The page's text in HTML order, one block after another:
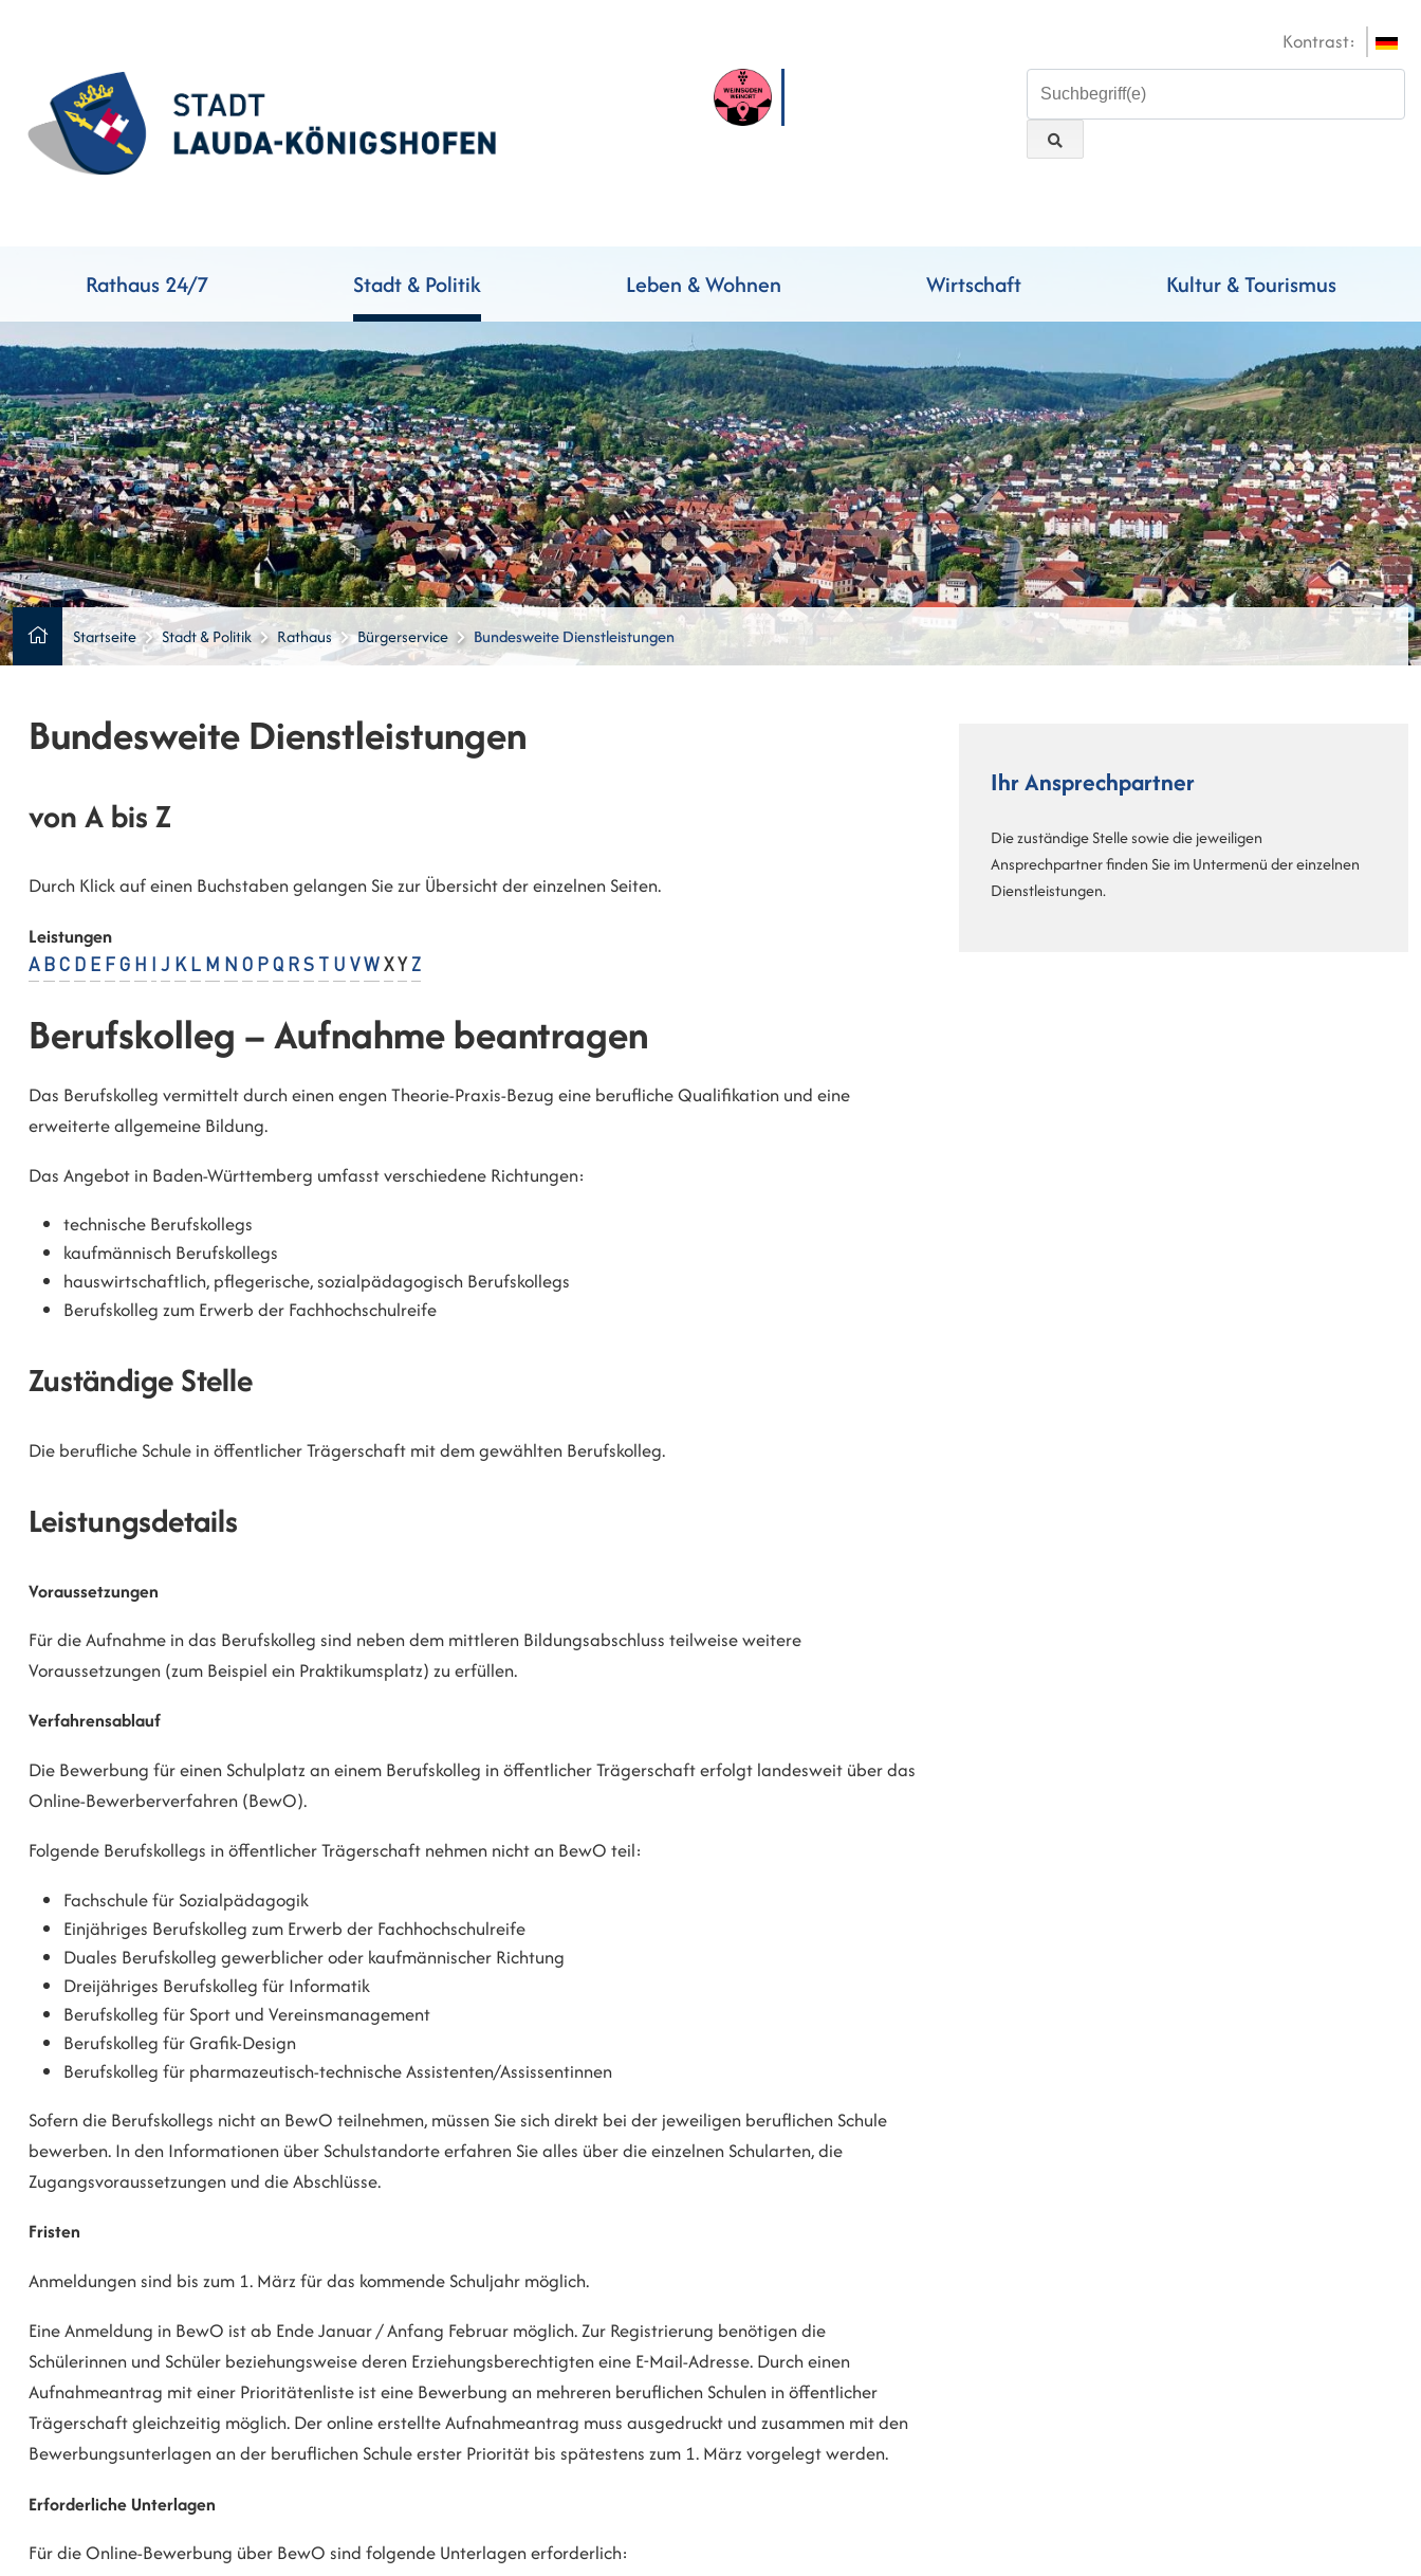
Kontrast:
Rathaus 24/7 Stadt & Politik Leben & Wohnen Wirtschaft Kultur & Tourismus
Startseite Stadt & Politik Rathaus Bürgerservice Bundesweite Dienstleistungen
Bundesweite Dienstleistungen
von A bis Z
Durch Klick auf einen Buchstaben gelangen Sie zur Übersicht der einzelnen Seiten.
Leistungen
A B C D E F G H J K L M N O P Q R S U V W X Y Z
Berufskolleg – Aufnahme beantragen
Das Berufskolleg vermittelt durch einen engen Theorie-Praxis-Bezug eine berufliche Qualifikation und eine
erweiterte allgemeine Bildung.
Das Angebot in Baden-Württemberg umfasst verschiedene Richtungen:
technische Berufskollegs
kaufmännisch Berufskollegs
hauswirtschaftlich, pflegerische, sozialpädagogisch Berufskollegs
Berufskolleg zum Erwerb der Fachhochschulreife
Zuständige Stelle
Die berufliche Schule in öffentlicher Trägerschaft mit dem gewählten Berufskolleg.
Leistungsdetails
Voraussetzungen
Für die Aufnahme in das Berufskolleg sind neben dem mittleren Bildungsabschluss teilweise weitere
Voraussetzungen (zum Beispiel ein Praktikumsplatz) zu erfüllen.
Verfahrensablauf
Die Bewerbung für einen Schulplatz an einem Berufskolleg in öffentlicher Trägerschaft erfolgt landesweit über das
Online-Bewerberverfahren (BewO).
Folgende Berufskollegs in öffentlicher Trägerschaft nehmen nicht an BewO teil:
Fachschule für Sozialpädagogik
Einjähriges Berufskolleg zum Erwerb der Fachhochschulreife
Duales Berufskolleg gewerblicher oder kaufmännischer Richtung
Dreijähriges Berufskolleg für Informatik
Berufskolleg für Sport und Vereinsmanagement
Berufskolleg für Grafik-Design
Berufskolleg für pharmazeutisch-technische Assistenten/Assissentinnen
Sofern die Berufskollegs nicht an BewO teilnehmen, müssen Sie sich direkt bei der jeweiligen beruflichen Schule
bewerben. In den Informationen über Schulstandorte erfahren Sie alles über die einzelnen Schularten, die
Zugangsvoraussetzungen und die Abschlüsse.
Fristen
Anmeldungen sind bis zum 1. März für das kommende Schuljahr möglich.
Eine Anmeldung in BewO ist ab Ende Januar / Anfang Februar möglich. Zur Registrierung benötigen die
Schülerinnen und Schüler beziehungsweise deren Erziehungsberechtigten eine E-Mail-Adresse. Durch einen
Aufnahmeantrag mit einer Prioritätenliste ist eine Bewerbung an mehreren beruflichen Schulen in öffentlicher
Trägerschaft gleichzeitig möglich. Der online erstellte Aufnahmeantrag muss ausgedruckt und zusammen mit den
Bewerbungsunterlagen an der beruflichen Schule erster Priorität bis spätestens zum 1. März vorgelegt werden.
Erforderliche Unterlagen
Für die Online-Bewerbung über BewO sind folgende Unterlagen erforderlich:
Ihr Ansprechpartner
Die zuständige Stelle sowie die jeweiligen
Ansprechpartner finden Sie im Untermenü der einzelnen
Dienstleistungen.